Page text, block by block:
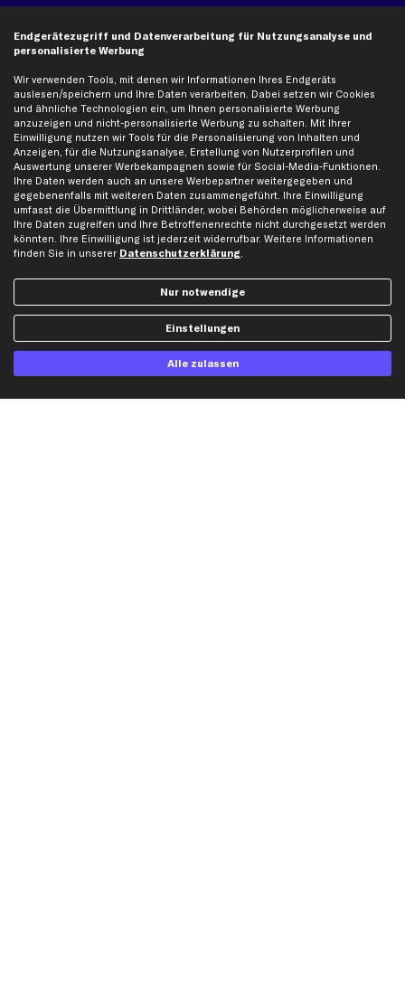
Audi Ersatzteile
BMW Ersatzteile
Ford Ersatzteile
Mercedes-Benz Ersatzteile
Opel Ersatzteile
Peugeot Ersatzteile
Renault Ersatzteile
Seat Ersatzteile
Social Media
Endgerätezugriff und Datenverarbeitung für Nutzungsanalyse und
personalisierte Werbung
Wir verwenden Tools, mit denen wir Informationen Ihres Endgeräts
auslesen/speichern und Ihre Daten verarbeiten. Dabei setzen wir Cookies
und ähnliche Technologien ein, um Ihnen personalisierte Werbung
anzuzeigen und nicht-personalisierte Werbung zu schalten. Mit Ihrer
Einwilligung nutzen wir Tools für die Personalisierung von Inhalten und
Anzeigen, für die Nutzungsanalyse, Erstellung von Nutzerprofilen und
Auswertung unserer Werbekampagnen sowie für Social-Media-Funktionen.
Ihre Daten werden auch an unsere Werbepartner weitergegeben und
gegebenenfalls mit weiteren Daten zusammengeführt. Ihre Einwilligung
umfasst die Übermittlung in Drittländer, wobei Behörden möglicherweise auf
Ihre Daten zugreifen und Ihre Betroffenenrechte nicht durchgesetzt werden
könnten. Ihre Einwilligung ist jederzeit widerrufbar. Weitere Informationen
finden Sie in unserer Datenschutzerklärung.
Nur notwendige
Einstellungen
Alle zulassen